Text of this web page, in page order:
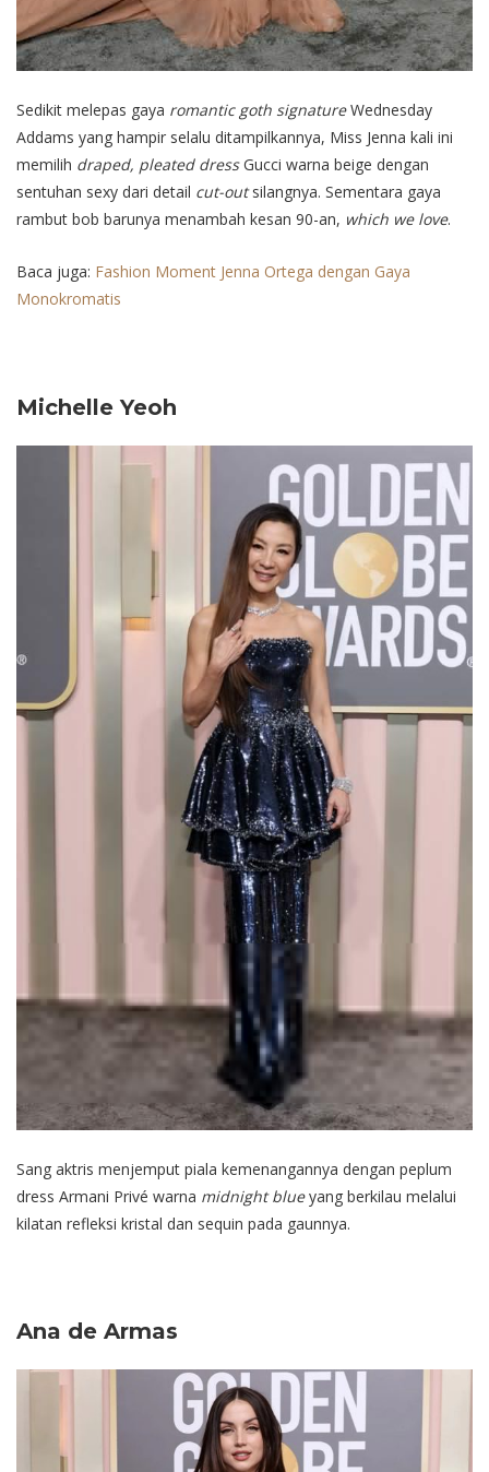
Sedikit melepas gaya romantic goth signatureWednesday
Addams yang hampir selalu ditampilkannya, Miss Jenna kali ini
memilih draped, pleated dressGucci warna beige dengan
sentuhan sexy dari detail cut-outsilangnya. Sementara gaya
rambut bob barunya menambah kesan 90-an, which we love.
Baca juga: Fashion Moment Jenna Ortega dengan Gaya
Monokromatis
Michelle Yeoh
Sang aktris menjemput piala kemenangannya dengan peplum
dress Armani Privé warna midnight blueyang berkilau melalui
kilatan refleksi kristal dan sequin pada gaunnya.
Ana de Armas